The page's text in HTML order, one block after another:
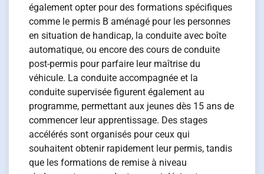
également opter pour des formations spécifiques
comme le permis B aménagé pour les personnes
en situation de handicap, la conduite avec boîte
automatique, ou encore des cours de conduite
post-permis pour parfaire leur maîtrise du
véhicule. La conduite accompagnée et la
conduite supervisée figurent également au
programme, permettant aux jeunes dès 15 ans de
commencer leur apprentissage. Des stages
accélérés sont organisés pour ceux qui
souhaitent obtenir rapidement leur permis, tandis
que les formations de remise à niveau